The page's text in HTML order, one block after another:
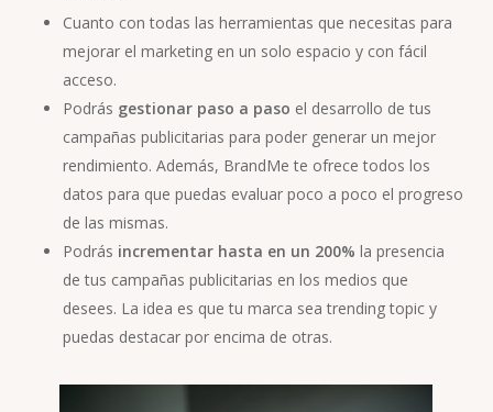
Cuanto con todas las herramientas que necesitas para
mejorar el marketing en un solo espacio y con fácil
acceso.
Podrás gestionar paso a paso el desarrollo de tus
campañas publicitarias para poder generar un mejor
rendimiento. Además, BrandMe te ofrece todos los
datos para que puedas evaluar poco a poco el progreso
de las mismas.
Podrás incrementar hasta en un 200% la presencia
de tus campañas publicitarias en los medios que
desees. La idea es que tu marca sea trending topic y
puedas destacar por encima de otras.